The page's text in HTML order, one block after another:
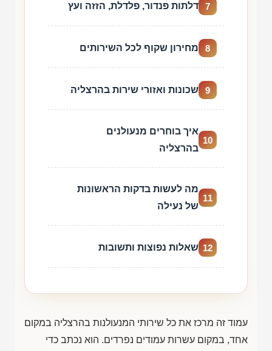
7 דלתות פנדור, פלדלת, הזזה ועץ
8 מחירון שקוף לכל השירותים
9 שכונות ואזורי שירות בהרצליה
10
איך בוחרים מנעולנים
בהרצליה
11
מה לעשות בדקות הראשונות
של נעילה
12 שאלות נפוצות ותשובות
עמוד זה מרכז את כל שירותי המנעולנות בהרצליה במקום
אחד, במקום עשרות עמודים נפרדים. הוא נכתב כדי